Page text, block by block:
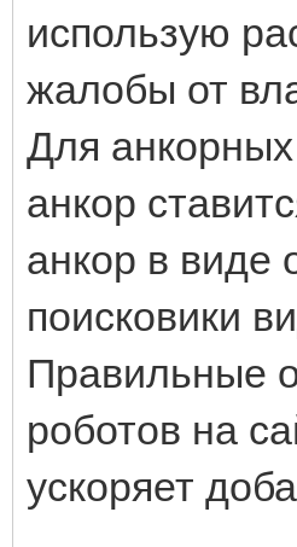
использую
жалобы от
Для
анкор
анкор в виде
поисковики
Правильные
роботов на
ускоряет